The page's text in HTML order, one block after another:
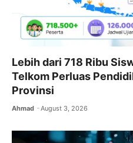
Lebih dari 718 Ribu
Telkom Perluas
Provinsi
Ahmad August 3, 2026